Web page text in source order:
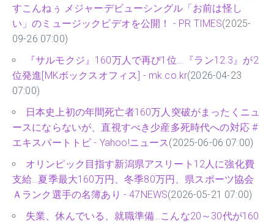
すこんねぅ メジャーデビューシングル「お前は怪し
い」のミュージックビデオを公開！ - PR TIMES(2025-
09-26 07:00)
『サルモクジ』160万人で再び1位...『ラン12.3』が2
位発進[MKボックスオフィス] - mk.co.kr(2026-04-23
07:00)
日本史上初の年間死亡者160万人突破がまったくニュ
ースにならないが、直視すべき少産多死時代への対応 #
エキスパートトピ - Yahoo!ニュース(2025-06-06 07:00)
オリンピック目指す新潟県アスリート12人に強化費
支給…夏季最大160万円、冬季80万円、県スポーツ協会
Ａランク選手の名簿あり - 47NEWS(2026-05-21 07:00)
失業、休んでいる、就職準備…こんな20～30代が160